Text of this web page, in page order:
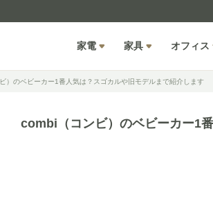
家電 家具 オフィス
）のベビーカー1番人気は？スゴカルや旧モデルまで紹介します
combi（コンビ）のベビーカー1